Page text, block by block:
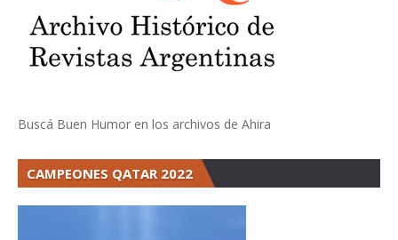
Buscá Buen Humor en los archivos de Ahira
CAMPEONES QATAR 2022